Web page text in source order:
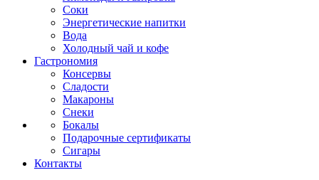
Соки
Энергетические напитки
Вода
Холодный чай и кофе
Гастрономия
Консервы
Сладости
Макароны
Снеки
Бокалы
Подарочные сертификаты
Сигары
Контакты